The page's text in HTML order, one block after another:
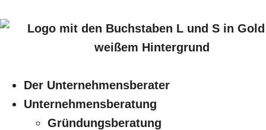
Der Unternehmensberater
Unternehmensberatung
Gründungsberatung